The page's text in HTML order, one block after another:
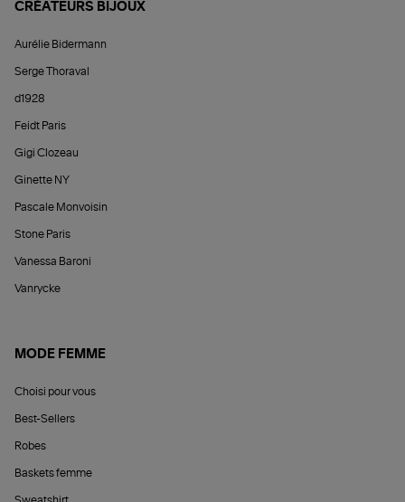
CRÉATEURS BIJOUX
Aurélie Bidermann
Serge Thoraval
d1928
Feidt Paris
Gigi Clozeau
Ginette NY
Pascale Monvoisin
Stone Paris
Vanessa Baroni
Vanrycke
MODE FEMME
Choisi pour vous
Best-Sellers
Robes
Baskets femme